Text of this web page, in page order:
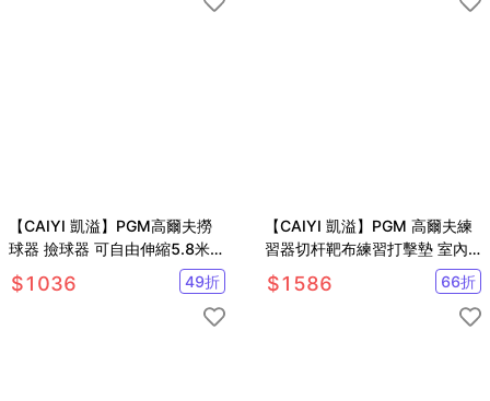
【CAIYI 凱溢】PGM高爾夫撈
球器 撿球器 可自由伸縮5.8米
高爾夫用品
$1036 49折
【CAIYI 凱溢】PGM 高爾夫練
習器切杆靶布練習打擊墊 室內
高爾夫訓練器
$1586 66折